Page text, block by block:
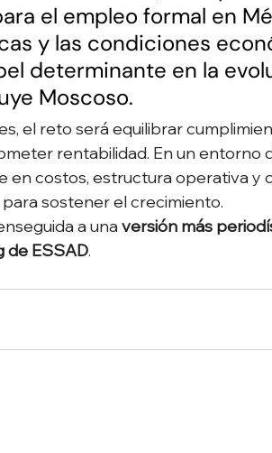
el empleo formal en
y las condiciones
determinante en la
Moscoso.
el reto será equilibrar
rentabilidad. En un entorno
en costos, estructura operativa y
sostener el crecimiento.
a una versión más
de ESSAD.